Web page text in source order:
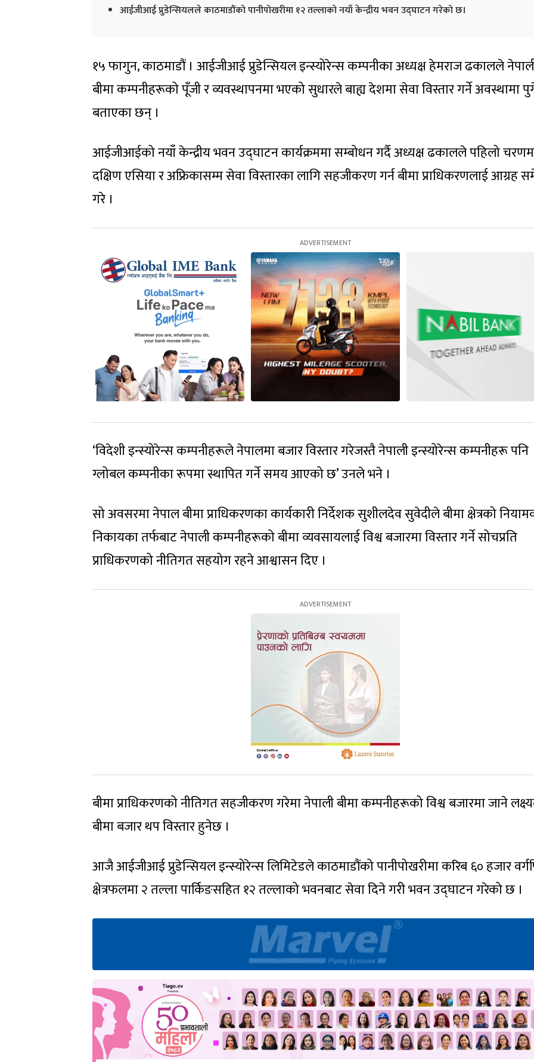
आईजीआई प्रुडेन्सियलले काठमाडौंको पानीपोखरीमा १२ तल्लाको नयाँ केन्द्रीय भवन उद्घाटन गरेको छ।
१५ फागुन, काठमाडौं । आईजीआई प्रुडेन्सियल इन्स्योरेन्स कम्पनीका अध्यक्ष हेमराज ढकालले
बीमा कम्पनीहरूको पूँजी र व्यवस्थापनमा भएको सुधारले बाह्य देशमा सेवा विस्तार गर्ने अवस्थामा
बताएका छन् ।
आईजीआईको नयाँ केन्द्रीय भवन उद्घाटन कार्यक्रममा सम्बोधन गर्दै अध्यक्ष ढकालले पहिलो
दक्षिण एसिया र अफ्रिकासम्म सेवा विस्तारका लागि सहजीकरण गर्न बीमा प्राधिकरणलाई आग्रह
गरे ।
‘विदेशी इन्स्योरेन्स कम्पनीहरूले नेपालमा बजार विस्तार गरेजस्तै नेपाली इन्स्योरेन्स कम्पनीहरू पनि
ग्लोबल कम्पनीका रूपमा स्थापित गर्ने समय आएको छ’ उनले भने ।
सो अवसरमा नेपाल बीमा प्राधिकरणका कार्यकारी निर्देशक सुशीलदेव सुवेदीले बीमा क्षेत्रको
निकायका तर्फबाट नेपाली कम्पनीहरूको बीमा व्यवसायलाई विश्व बजारमा विस्तार गर्ने सोचप्रति
प्राधिकरणको नीतिगत सहयोग रहने आश्वासन दिए ।
बीमा प्राधिकरणको नीतिगत सहजीकरण गरेमा नेपाली बीमा कम्पनीहरूको विश्व बजारमा जाने
बीमा बजार थप विस्तार हुनेछ ।
आजै आईजीआई प्रुडेन्सियल इन्स्योरेन्स लिमिटेडले काठमाडौंको पानीपोखरीमा करिब ६० हजार
क्षेत्रफलमा २ तल्ला पार्किङसहित १२ तल्लाको भवनबाट सेवा दिने गरी भवन उद्घाटन गरेको छ ।